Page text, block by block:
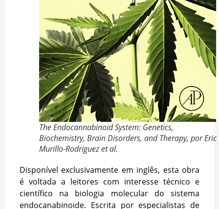
The Endocannabinoid System: Genetics,
Biochemistry, Brain Disorders, and Therapy, por Eric
Murillo-Rodriguez et al.
Disponível exclusivamente em inglês, esta obra
é voltada a leitores com interesse técnico e
científico na biologia molecular do sistema
endocanabinoide. Escrita por especialistas de